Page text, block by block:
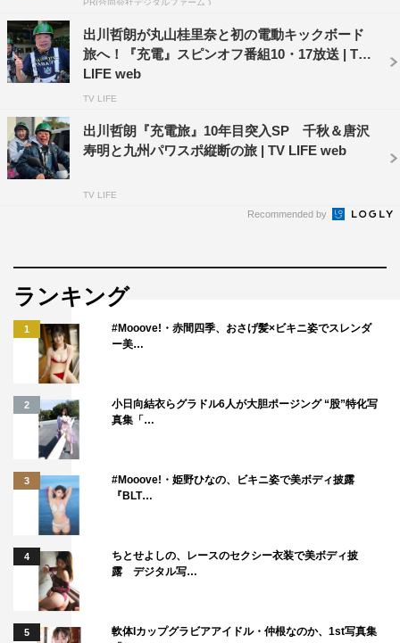
出川哲朗が丸山桂里奈と初の電動キックボード
旅へ！『充電』スピンオフ番組10・17放送 | TV
LIFE web
TV LIFE
出川哲朗『充電旅』10年目突入SP 千秋＆唐沢
寿明と九州パワスポ縦断の旅 | TV LIFE web
TV LIFE
Recommended by
ランキング
1
#Mooove!・赤間四季、おさげ髪×ビキニ姿でスレンダ
ー美…
2
小日向結衣らグラドル6人が大胆ポージング “股”特化写
真集「…
3
#Mooove!・姫野ひなの、ビキニ姿で美ボディ披露
『BLT…
4
ちとせよしの、レースのセクシー衣装で美ボディ披
露 デジタル写…
5
軟体Iカップグラビアアイドル・仲根なのか、1st写真集